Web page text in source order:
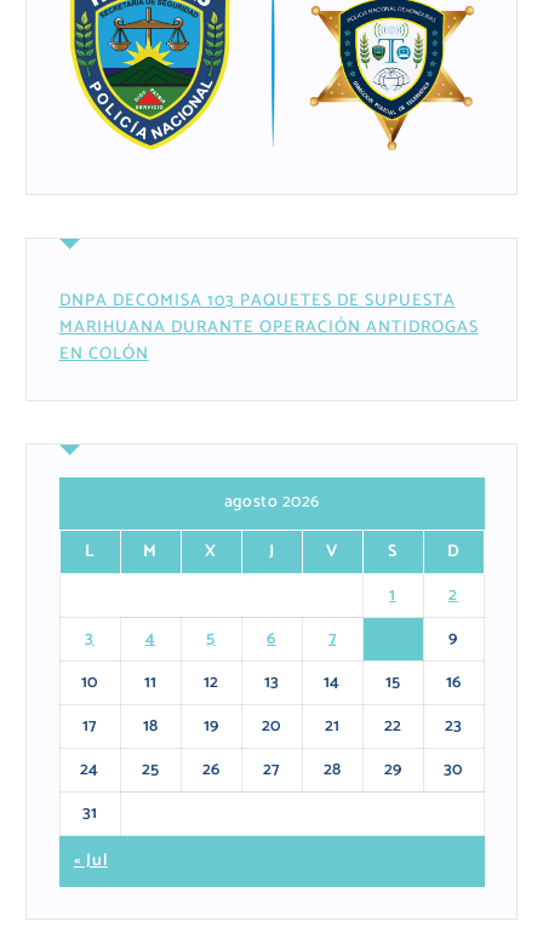
DNPA DECOMISA 103 PAQUETES DE SUPUESTA
MARIHUANA DURANTE OPERACIÓN ANTIDROGAS
EN COLÓN
agosto 2026
L
M X J V S
D
1
2
3
4 5 6 7
9
10
11 12 13 14 15
16
17
18 19 20 21 22
23
24
25 26 27 28 29
30
31
« Jul